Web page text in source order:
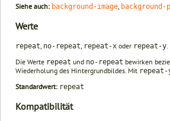
Siehe auch: background-image
Werte
repeat, no-repeat, repeat-x oder repeat-y.
Die Werte repeat und no-repeat bewirken
Wiederholung des Hintergrundbildes. Mit repeat-
Standardwert: repeat
Kompatibilität